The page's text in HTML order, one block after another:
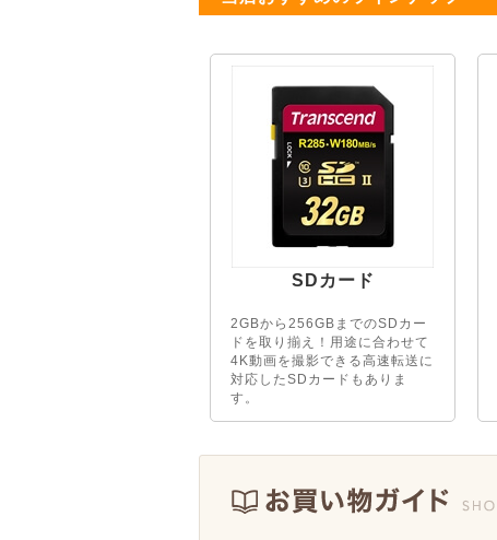
SDカード
2GBから256GBまでのSDカー
ドを取り揃え！用途に合わせて
4K動画を撮影できる高速転送に
対応したSDカードもありま
す。